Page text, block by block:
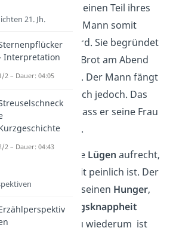
verzichtet auf einen Teil ihres
und gibt ihrem Mann somit
damit er satt wird. Sie begründet
dass sie das Brot am Abend
vertragen könne. Der Mann fängt
sich jedoch. Das
sich dadurch, dass er seine Frau
anschauenkann.
Eheleute halten die Lügen aufrecht,
ihnen die Wahrheit peinlich ist. Der
schämt sich für seinen Hunger,
sich derNahrungsknappheit
ist. Seine Frau wiederum ist
21. Jh.
Interpretation
2 – Dauer: 04:05
2 – Dauer: 04:43